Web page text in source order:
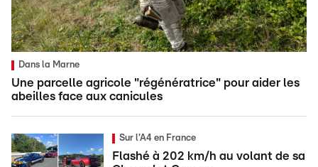
Dans la Marne
Une parcelle agricole "régénératrice" pour aider les
abeilles face aux canicules
Sur l'A4 en France
Flashé à 202 km/h au volant de sa